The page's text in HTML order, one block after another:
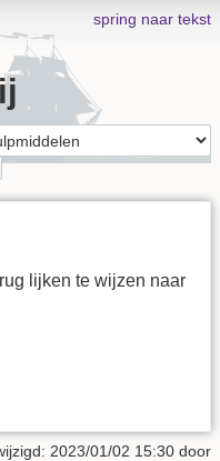
spring naar tekst
lijken te wijzen naar
2023/01/02 15:30 door